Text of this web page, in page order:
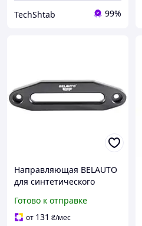
TechShtab 99%
Направляющая BELAUTO
для синтетического
Готово к отправке
от 131 ₴/мес